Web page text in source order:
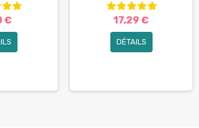
€ 17,29 €
DÉTAILS